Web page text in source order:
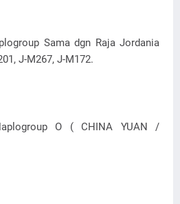
Sama dgn Raja Jordania
J-M267, J-M172.
O ( CHINA YUAN /